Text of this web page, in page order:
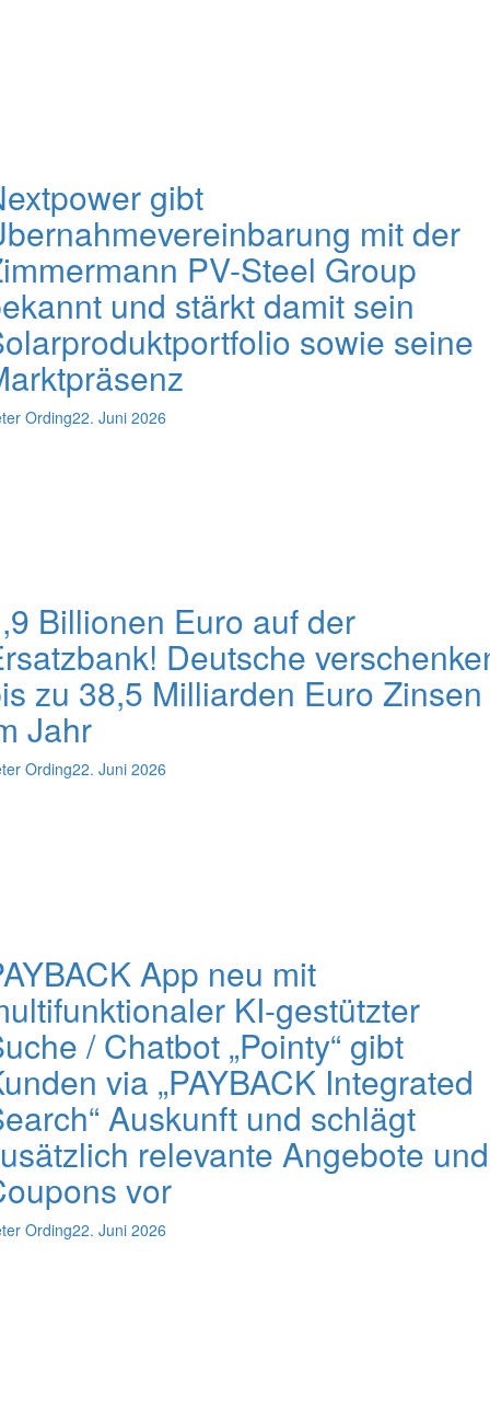
gibt
mit der
PV-Steel Group
und stärkt damit sein
sowie seine
Ording22. Juni 2026
Billionen Euro auf der
Deutsche
zu 38,5 Milliarden Euro Zinsen
Jahr
Ording22. Juni 2026
App neu mit
KI-gestützter
/ Chatbot „Pointy“ gibt
via „PAYBACK Integrated
Auskunft und schlägt
relevante Angebote und
vor
Ording22. Juni 2026